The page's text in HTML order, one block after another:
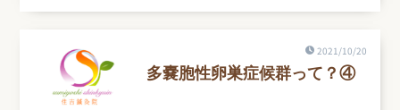
2021/10/20
多嚢胞性卵巣症候群って？④